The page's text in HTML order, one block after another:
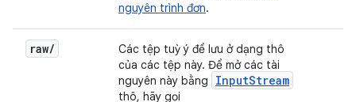
nguyên trình đơn.
raw/
Các tệp tuỳ ý để lưu ở dạng thô
của các tệp này. Để mở các tài
nguyên này bằng
InputStream
thô, hãy gọi